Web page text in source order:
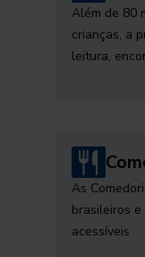
Além de 80
crianças, a
leitura,
As
brasileiros
acessíveis